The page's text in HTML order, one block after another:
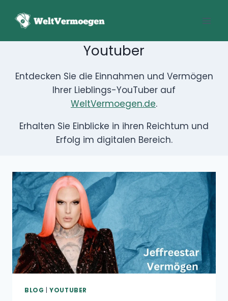
Inhalt
Youtuber
Entdecken Sie die Einnahmen und Vermögen
Ihrer Lieblings-YouTuber auf
WeltVermoegen.de.
Erhalten Sie Einblicke in ihren Reichtum und
Erfolg im digitalen Bereich.
BLOG |YOUTUBER